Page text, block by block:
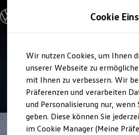
Hauptinhalt
springen
Footer
springen
Modelle und Konfigurator
Modelle vergleichen
Elektroautos
ENERGY Sondermodelle
Nutzfahrzeuge
SUV und CUV
Familienautos
Kombis
Kompaktwagen
Sportwagen
Schnell verfügbare Fahrzeuge
Verkauf und Service
Autohaus Staaf
4.9| 518
Cookie
Wir nutzen Cookies, um Ihnen
unserer Webseite zu
mit Ihnen zu verbessern. Wir
Präferenzen und verarbeiten
und Personalisierung nur,
geben. Diese können Sie
im Cookie Manager (Meine